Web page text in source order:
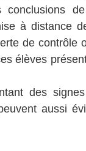
conclusions
à distance
de contrôle
élèves
des
aussi